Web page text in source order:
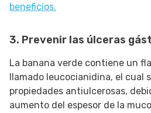
beneficios.
3. Prevenir las úlceras
La banana verde contiene un
llamado leucocianidina, el cual
propiedades antiulcerosas,
aumento del espesor de la